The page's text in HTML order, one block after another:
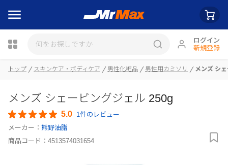
ログイン
新規登録
トップ スキンケア・ボディケア 男性化粧品 男性用カミソリ メンズ シ
メンズ シェービングジェル 250g
5.0 1件のレビュー
メーカー： 熊野油脂
商品コード： 4513574031654